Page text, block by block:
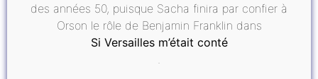
des années 50, puisque Sacha finira par confier à
Orson le rôle de Benjamin Franklin dans
Si Versailles m’était conté